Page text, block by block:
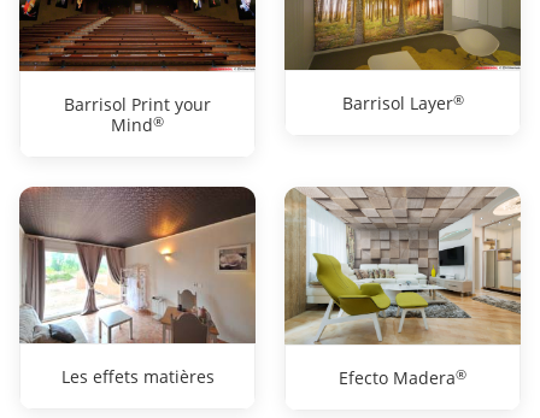
Barrisol Print your
Mind®
Barrisol Layer®
Les effets matières Efecto Madera®